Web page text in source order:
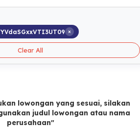
×
Clear All
lowongan yang sesuai, silakan
judul lowongan atau nama
perusahaan"